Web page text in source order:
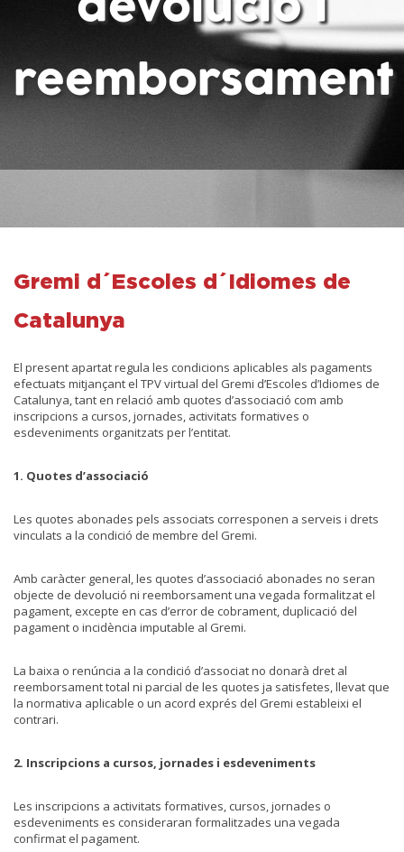
reemborsament
Gremi d´Escoles d´Idiomes de
Catalunya
El present apartat regula les condicions aplicables als pagaments
efectuats mitjançant el TPV virtual del Gremi d’Escoles d’Idiomes de
Catalunya, tant en relació amb quotes d’associació com amb
inscripcions a cursos, jornades, activitats formatives o
esdeveniments organitzats per l’entitat.
1. Quotes d’associació
Les quotes abonades pels associats corresponen a serveis i drets
vinculats a la condició de membre del Gremi.
Amb caràcter general, les quotes d’associació abonades no seran
objecte de devolució ni reemborsament una vegada formalitzat el
pagament, excepte en cas d’error de cobrament, duplicació del
pagament o incidència imputable al Gremi.
La baixa o renúncia a la condició d’associat no donarà dret al
reemborsament total ni parcial de les quotes ja satisfetes, llevat que
la normativa aplicable o un acord exprés del Gremi estableixi el
contrari.
2. Inscripcions a cursos, jornades i esdeveniments
Les inscripcions a activitats formatives, cursos, jornades o
esdeveniments es consideraran formalitzades una vegada
confirmat el pagament.